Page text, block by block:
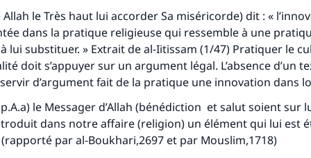
le Très haut lui accorder Sa miséricorde) dit : «
dans la pratique religieuse qui ressemble à une
lui substituer. » Extrait deal-Iitissam (1/47) Pratiquer le
doit s’appuyer sur un argument légal. L’absence d’un
d’argument fait de la pratique une innovation dans
le Messager d’Allah (bénédiction et salut soient sur
dans notre affaire (religion) un élément qui lui est
par al-Boukhari,2697 et par Mouslim,1718)